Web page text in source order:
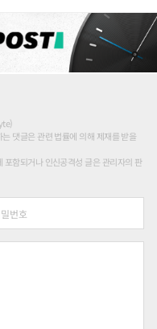
댓글은 관련 법률에 의해 제재를 받을
포함되거나 인신공격성 글은 관리자의 판